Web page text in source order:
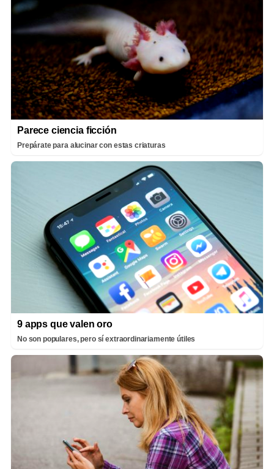
Parece ciencia ficción
Prepárate para alucinar con estas criaturas
9 apps que valen oro
No son populares, pero sí extraordinariamente útiles